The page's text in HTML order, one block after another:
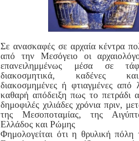
Σε ανασκαφές σε αρχαία κέντρα
από την Μεσόγειο οι
επανειλημμένως μέσα σε
διακοσμητικά, καδένες
διακοσμημένες ή φτιαγμένες από
καθαρή απόδειξη πως το πετράδι
δημοφιλές χιλιάδες χρόνια πριν,
της Μεσοποταμίας, της
Ελλάδος και Ρώμης
Φημολογείται ότι η θρυλική